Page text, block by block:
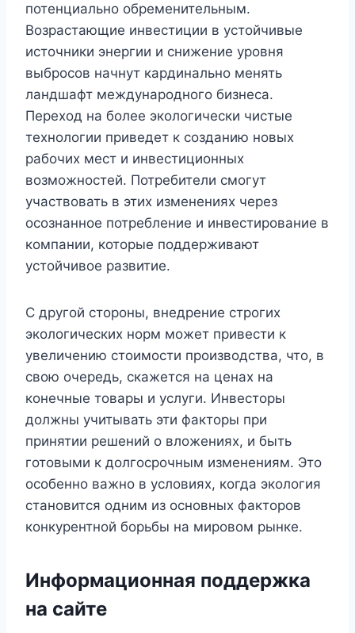
потенциально обременительным.
Возрастающие инвестиции в устойчивые
источники энергии и снижение уровня
выбросов начнут кардинально менять
ландшафт международного бизнеса.
Переход на более экологически чистые
технологии приведет к созданию новых
рабочих мест и инвестиционных
возможностей. Потребители смогут
участвовать в этих изменениях через
осознанное потребление и инвестирование в
компании, которые поддерживают
устойчивое развитие.
С другой стороны, внедрение строгих
экологических норм может привести к
увеличению стоимости производства, что, в
свою очередь, скажется на ценах на
конечные товары и услуги. Инвесторы
должны учитывать эти факторы при
принятии решений о вложениях, и быть
готовыми к долгосрочным изменениям. Это
особенно важно в условиях, когда экология
становится одним из основных факторов
конкурентной борьбы на мировом рынке.
Информационная поддержка
на сайте